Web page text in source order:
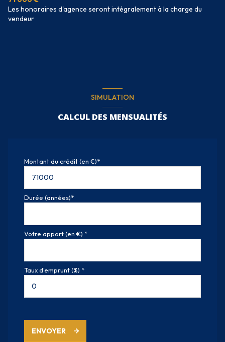
Les honoraires d'agence seront intégralement à la charge du
vendeur
SIMULATION
CALCUL DES MENSUALITÉS
Montant du crédit (en €)*
Durée (années)*
Votre apport (en €) *
Taux d'emprunt (%) *
ENVOYER